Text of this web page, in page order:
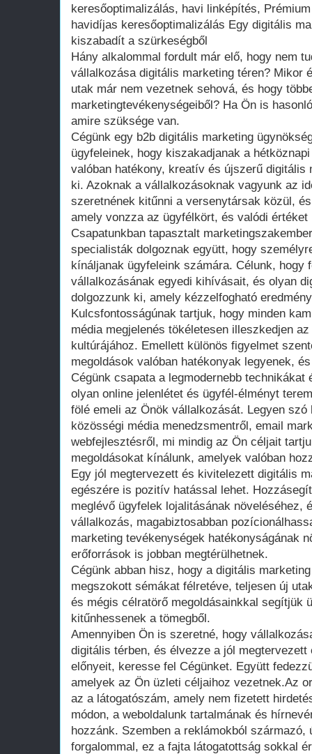
keresőoptimalizálás, havi linképítés,
havidíjas keresőoptimalizálás Egy digitális
kiszabadít a szürkeségből
Hány alkalommal fordult már elő, hogy nem
vállalkozása digitális marketing téren? Mikor
utak már nem vezetnek sehová, és hogy
marketingtevékenységeiből? Ha Ön is
amire szüksége van.
Cégünk egy b2b digitális marketing
ügyfeleinek, hogy kiszakadjanak a
valóban hatékony, kreatív és újszerű
ki. Azoknak a vállalkozásoknak vagyunk az
szeretnének kitűnni a versenytársak közül,
amely vonzza az ügyfélkört, és valódi
Csapatunkban tapasztalt
specialisták dolgoznak együtt, hogy
kínáljanak ügyfeleink számára. Célunk, hogy
vállalkozásának egyedi kihívásait, és olyan
dolgozzunk ki, amely kézzelfogható
Kulcsfontosságúnak tartjuk, hogy minden
média megjelenés tökéletesen illeszkedjen
kultúrájához. Emellett különös figyelmet
megoldások valóban hatékonyak legyenek,
Cégünk csapata a legmodernebb
olyan online jelenlétet és ügyfél-élményt
fölé emeli az Önök vállalkozását. Legyen
közösségi média menedzsmentről, email
webfejlesztésről, mi mindig az Ön céljait
megoldásokat kínálunk, amelyek valóban
Egy jól megtervezett és kivitelezett digitális
egészére is pozitív hatással lehet.
meglévő ügyfelek lojalitásának növeléséhez,
vállalkozás, magabiztosabban
marketing tevékenységek hatékonyságának
erőforrások is jobban megtérülhetnek.
Cégünk abban hisz, hogy a digitális
megszokott sémákat félretéve, teljesen új
és mégis célratörő megoldásainkkal segítjük
kitűnhessenek a tömegből.
Amennyiben Ön is szeretné, hogy
digitális térben, és élvezze a jól megtervezett
előnyeit, keresse fel Cégünket. Együtt
amelyek az Ön üzleti céljaihoz vezetnek.Az
az a látogatószám, amely nem fizetett
módon, a weboldalunk tartalmának és
hozzánk. Szemben a reklámokból származó,
forgalommal, ez a fajta látogatottság sokkal